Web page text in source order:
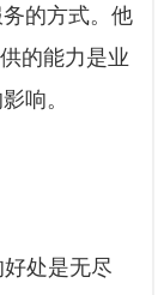
的方式。他
的能力是业
响。
处是无尽